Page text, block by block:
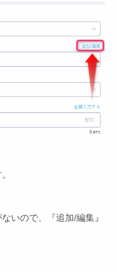
いので、『追加/編集』